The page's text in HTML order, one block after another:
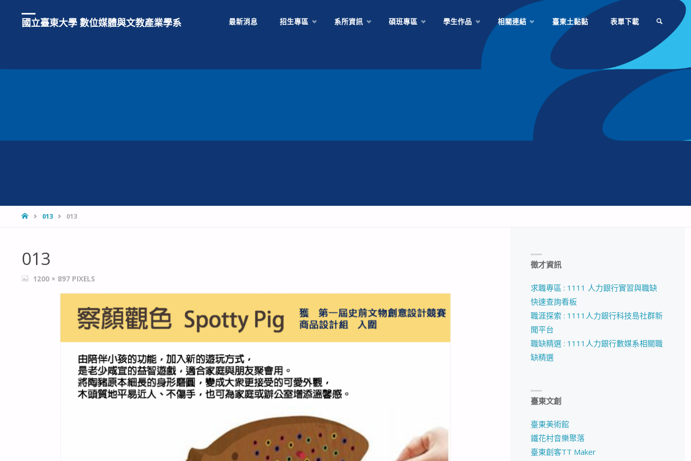
國立臺東大學 數位媒體與文教產業學系 最新消息 招生專區 系所資訊 碩班專區 學生作品 相關連結 臺東土黏黏 表單下載
HOME
013 013
013
FULL1200 × 897 PIXELS
徵才資訊
求職專區 : 1111 人力銀行實習與職缺
快速查詢看板
職涯探索 : 1111人力銀行科技島社群新
聞平台
職缺精選 : 1111人力銀行數媒系相關職
缺精選
臺東文創
臺東美術館
鐵花村音樂聚落
臺東創客TT Maker